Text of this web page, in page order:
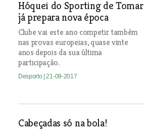
Hóquei do Sporting de Tomar
já prepara nova época
Clube vai este ano competir também
nas provas europeias, quase vinte
anos depois da sua última
participação.
Desporto | 21-09-2017
Cabeçadas só na bola!